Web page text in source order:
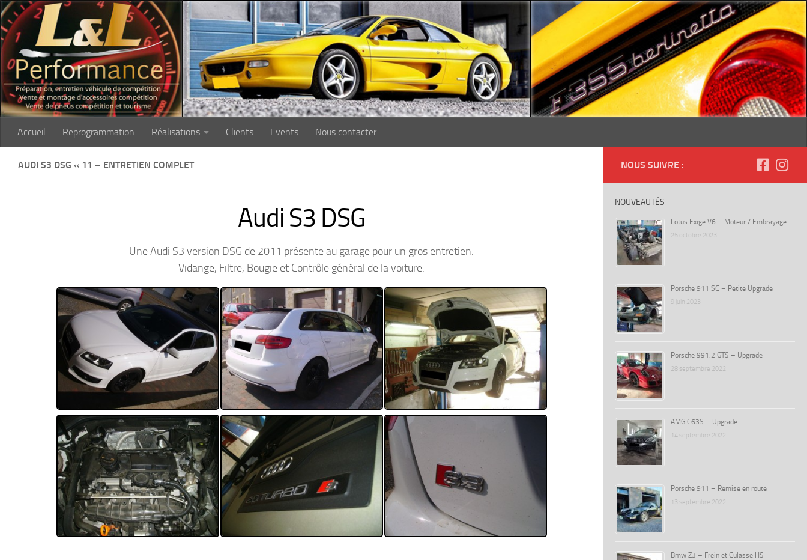
Skip to content
Accueil Reprogrammation Réalisations Clients Events Nous contacter
AUDI S3 DSG « 11 – ENTRETIEN COMPLET
Audi S3 DSG
Une Audi S3 version DSG de 2011 présente au garage pour un gros entretien.
Vidange, Filtre, Bougie et Contrôle général de la voiture.
NOUS SUIVRE :
NOUVEAUTÉS
Lotus Exige V6 – Moteur / Embrayage
25 octobre 2023
Porsche 911 SC – Petite Upgrade
9 juin 2023
Porsche 991.2 GTS – Upgrade
28 septembre 2022
AMG C63S – Upgrade
14 septembre 2022
Porsche 911 – Remise en route
13 septembre 2022
Bmw Z3 – Frein et Culasse HS